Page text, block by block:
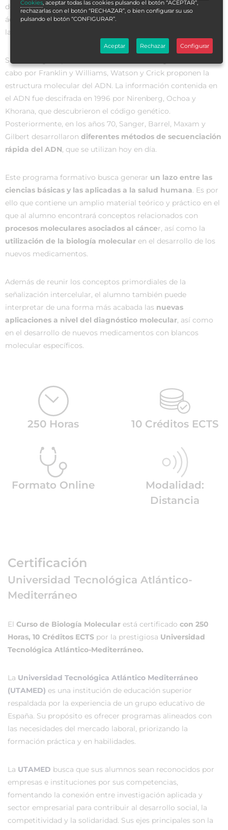
demuestra que la transformación bacteriana depende del
ácido desoxirribonucleico o ADN, capaz de acarrear consigo
la información genética.
Sin embargo, a partir de los estudios radiológicos llevados a
cabo por Franklin y Williams, Watson y Crick proponen la
estructura molecular del ADN. La información contenida en
el ADN fue descifrada en 1996 por Nirenberg, Ochoa y
Khorana, que descubrieron el código genético.
Posteriormente, en los años 70, Sanger, Barrel, Maxam y
Gilbert desarrollaron diferentes métodos de secuenciación
rápida del ADN, que se utilizan hoy en día.
Este programa formativo busca generar un lazo entre las
ciencias básicas y las aplicadas a la salud humana. Es por
ello que contiene un amplio material teórico y práctico en el
que al alumno encontrará conceptos relacionados con
procesos moleculares asociados al cáncer, así como la
utilización de la biología molecular en el desarrollo de los
nuevos medicamentos.
Además de reunir los conceptos primordiales de la
señalización intercelular, el alumno también puede
interpretar de una forma más acabada las nuevas
aplicaciones a nivel del diagnóstico molecular, así como
en el desarrollo de nuevos medicamentos con blancos
molecular específicos.
250 Horas 10 Créditos ECTS
Formato Online
Modalidad:
Distancia
Certificación
Universidad Tecnológica Atlántico-
Mediterráneo
El Curso de Biología Molecular está certificado con 250
Horas, 10 Créditos ECTS por la prestigiosa Universidad
Tecnológica Atlántico-Mediterráneo.
La Universidad Tecnológica Atlántico Mediterráneo
(UTAMED) es una institución de educación superior
respaldada por la experiencia de un grupo educativo de
España. Su propósito es ofrecer programas alineados con
las necesidades del mercado laboral, priorizando la
formación práctica y en habilidades.
La UTAMED busca que sus alumnos sean reconocidos por
empresas e instituciones por sus competencias,
fomentando la conexión entre investigación aplicada y
sector empresarial para contribuir al desarrollo social, la
competitividad y la solidaridad. Sus ejes principales son la
Cookies, aceptar todas las cookies pulsando el botón “ACEPTAR”,
rechazarlas con el botón “RECHAZAR”, o bien configurar su uso
pulsando el botón “CONFIGURAR”.
Aceptar Rechazar Configurar